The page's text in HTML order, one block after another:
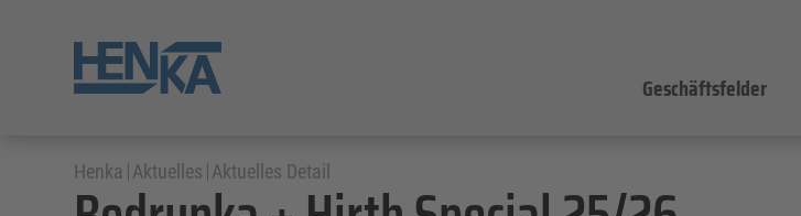
Geschäftsfelder
Henka Aktuelles Aktuelles Detail